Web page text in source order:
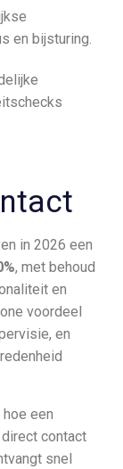
en bijsturing.
in 2026 een
, met behoud
en
voordeel
en
een
contact
snel